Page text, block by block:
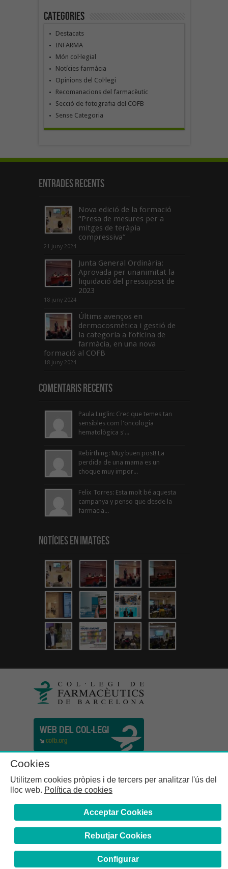
Categories
Destacats
INFARMA
Món col·legial
Notícies farmàcia
Opinions del Col·legi
Recomanacions del farmacèutic
Secció de fotografia del COFB
Sense Categoria
Entrades recents
Nova edició de la formació
“Presa de mesures per a
mitges de teràpia
compressiva”
21 juny 2024
Junta General Ordinària:
Aprovada per unanimitat la
liquidació del pressupost de
2023
18 juny 2024
Últims avenços en
dermocosmètica i gestió de
la categoria a l’oficina de
farmàcia, en una nova
formació al COFB
18 juny 2024
Comentaris Recents
Paula Luglin: Crec que temes tan
sensibles com l'oncologia
hematològica s'...
Rebirthing: Muy buen post! La
perdida de una mama es un
choque muy impor...
Felix Torres: Esta molt bé aquesta
campanya y penso que desde la
farmacia...
Notícies en Imatges
Col·legi de Farmacèutics de la Província de Barcelona | C.
Girona, n° 64-66 - 08009 Barcelona | Tel. (34) 932 44 07 10
Cookies
Utilitzem cookies pròpies i de tercers per analitzar l'ús del
lloc web. Política de cookies
Acceptar Cookies
Rebutjar Cookies
Configurar